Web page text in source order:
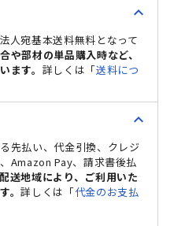
expand_less
人宛基本送料無料となって
や部材の単品購入時など、
ます。 詳しくは「送料につ
expand_less
先払い、代金引換、クレジ
Amazon Pay、請求書後払
送地域により、ご利用いた
。詳しくは「代金のお支払